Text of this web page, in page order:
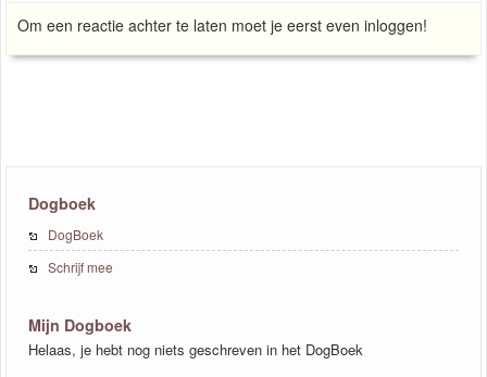
Om een reactie achter te laten moet je eerst even inloggen!
Dogboek
DogBoek
Schrijf mee
Mijn Dogboek
Helaas, je hebt nog niets geschreven in het DogBoek